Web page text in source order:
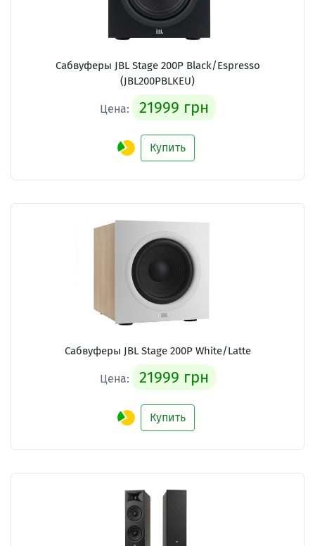
Сабвуферы JBL Stage 200P Black/Espresso
(JBL200PBLKEU)
Цена: 21999 грн
Купить
Сабвуферы JBL Stage 200P White/Latte
Цена: 21999 грн
Купить